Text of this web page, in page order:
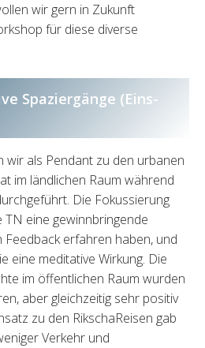
wir gern in Zukunft
für diese diverse
Spaziergänge (Eins-
wir als Pendant zu den urbanen
im ländlichen Raum während
Die Fokussierung
eine gewinnbringende
Feedback erfahren haben, und
eine meditative Wirkung. Die
im öffentlichen Raum wurden
aber gleichzeitig sehr positiv
zu den RikschaReisen gab
Verkehr und